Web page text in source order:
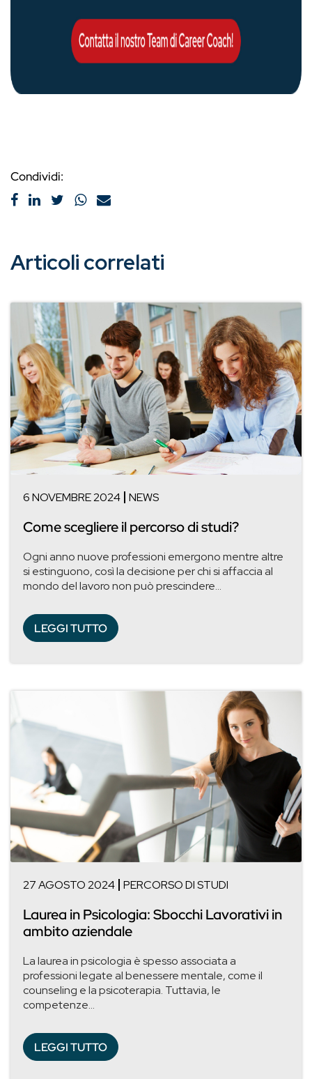
Condividi:
Articoli correlati
6 NOVEMBRE 2024 NEWS
Come scegliere il percorso di studi?
Ogni anno nuove professioni emergono mentre altre
si estinguono, così la decisione per chi si affaccia al
mondo del lavoro non può prescindere...
LEGGI TUTTO
27 AGOSTO 2024 PERCORSO DI STUDI
Laurea in Psicologia: Sbocchi Lavorativi in
ambito aziendale
La laurea in psicologia è spesso associata a
professioni legate al benessere mentale, come il
counseling e la psicoterapia. Tuttavia, le
competenze...
LEGGI TUTTO